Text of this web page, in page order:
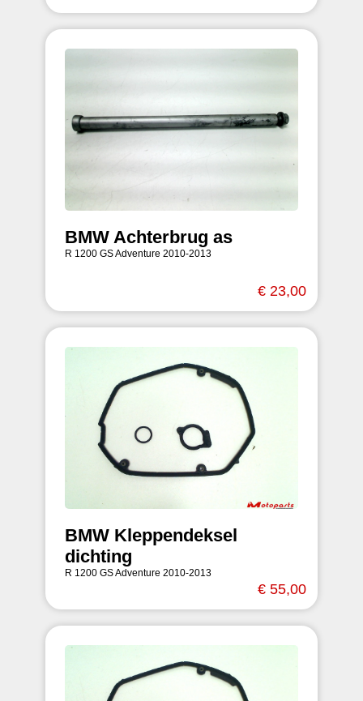
BMW Achterbrug as
R 1200 GS Adventure 2010-2013
€ 23,00
BMW Kleppendeksel
dichting
R 1200 GS Adventure 2010-2013
€ 55,00